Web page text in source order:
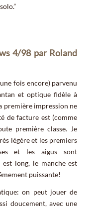
4/98 par Roland
fois encore) parvenu
et optique fidèle à
première impression ne
de facture est (comme
première classe. Je
légère et les premiers
et les aigus sont
est long, le manche est
puissante!
on peut jouer de
doucement, avec une